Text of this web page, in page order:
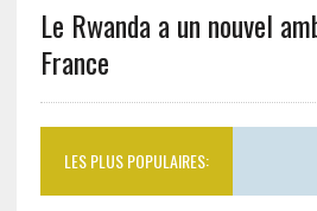
Le Rwanda a un nouvel
France
LES PLUS POPULAIRES: